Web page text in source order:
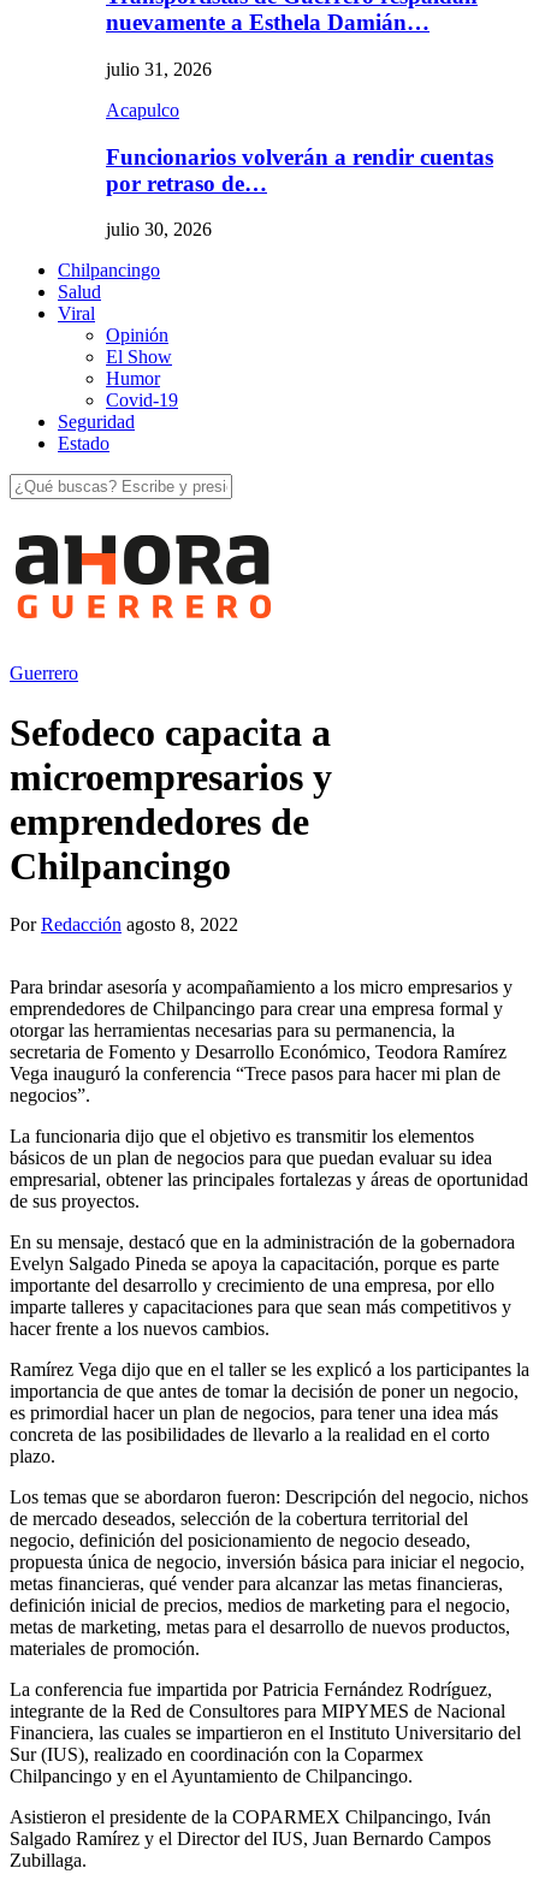
nuevamente a Esthela Damián…
julio 31, 2026
Acapulco
Funcionarios volverán a rendir cuentas
por retraso de…
julio 30, 2026
Chilpancingo
Salud
Viral
Opinión
El Show
Humor
Covid-19
Seguridad
Estado
Guerrero
Sefodeco capacita a
microempresarios y
emprendedores de
Chilpancingo
PorRedacción agosto 8, 2022
Para brindar asesoría y acompañamiento a los micro empresarios y
emprendedores de Chilpancingo para crear una empresa formal y
otorgar las herramientas necesarias para su permanencia, la
secretaria de Fomento y Desarrollo Económico, Teodora Ramírez
Vega inauguró la conferencia “Trece pasos para hacer mi plan de
negocios”.
La funcionaria dijo que el objetivo es transmitir los elementos
básicos de un plan de negocios para que puedan evaluar su idea
empresarial, obtener las principales fortalezas y áreas de oportunidad
de sus proyectos.
En su mensaje, destacó que en la administración de la gobernadora
Evelyn Salgado Pineda se apoya la capacitación, porque es parte
importante del desarrollo y crecimiento de una empresa, por ello
imparte talleres y capacitaciones para que sean más competitivos y
hacer frente a los nuevos cambios.
Ramírez Vega dijo que en el taller se les explicó a los participantes la
importancia de que antes de tomar la decisión de poner un negocio,
es primordial hacer un plan de negocios, para tener una idea más
concreta de las posibilidades de llevarlo a la realidad en el corto
plazo.
Los temas que se abordaron fueron: Descripción del negocio, nichos
de mercado deseados, selección de la cobertura territorial del
negocio, definición del posicionamiento de negocio deseado,
propuesta única de negocio, inversión básica para iniciar el negocio,
metas financieras, qué vender para alcanzar las metas financieras,
definición inicial de precios, medios de marketing para el negocio,
metas de marketing, metas para el desarrollo de nuevos productos,
materiales de promoción.
La conferencia fue impartida por Patricia Fernández Rodríguez,
integrante de la Red de Consultores para MIPYMES de Nacional
Financiera, las cuales se impartieron en el Instituto Universitario del
Sur (IUS), realizado en coordinación con la Coparmex
Chilpancingo y en el Ayuntamiento de Chilpancingo.
Asistieron el presidente de la COPARMEX Chilpancingo, Iván
Salgado Ramírez y el Director del IUS, Juan Bernardo Campos
Zubillaga.